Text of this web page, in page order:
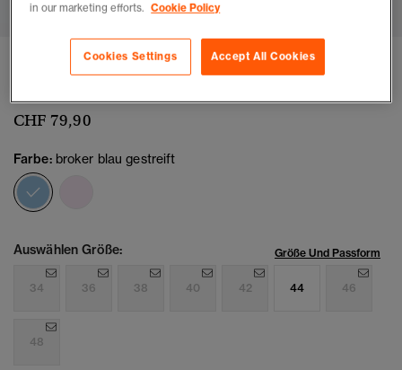
Schmales, langärmeliges Oxfordhemd
CHF 79,90
Farbe: broker blau gestreift
Auswählen Größe: Größe Und Passform
34 36 38 40 42 44 46
48
in our marketing efforts. Cookie Policy
Accept All Cookies
Cookies Settings